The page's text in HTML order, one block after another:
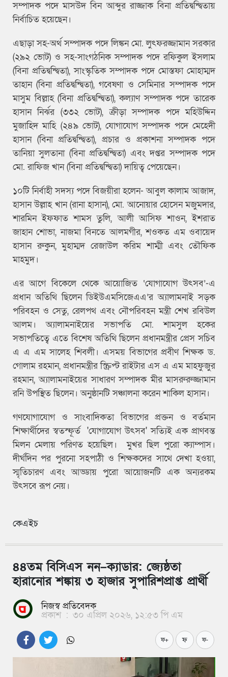
সম্পাদক পদে মাসউদ বিন আব্দুর রাজ্জাক বিনা প্রতিদ্বন্দ্বিতায়
নির্বাচিত হয়েছেন।
এছাড়া সহ-অর্থ সম্পাদক পদে লিঙ্কন মো. লুৎফরজ্জামান সরকার
(২৯২ ভোট) ও সহ-সাংগঠনিক সম্পাদক পদে রফিকুল ইসলাম
(বিনা প্রতিদ্বন্দ্বিতা), সাংস্কৃতিক সম্পাদক পদে মোস্তফা মোহাম্মদ
তাহান (বিনা প্রতিদ্বন্দ্বিতা), গবেষণা ও সেমিনার সম্পাদক পদে
মাসুম বিল্লাহ (বিনা প্রতিদ্বন্দ্বিতা), কল্যাণ সম্পাদক পদে তারেক
হাসান নির্ঝর (৩৩২ ভোট), ক্রীড়া সম্পাদক পদে মহিউদ্দিন
মুজাহিদ মাহি (২৪৯ ভোট), যোগাযোগ সম্পাদক পদে মেহেদী
হাসান (বিনা প্রতিদ্বন্দ্বিতা), প্রচার ও প্রকাশনা সম্পাদক পদে
তানিয়া সুলতানা (বিনা প্রতিদ্বন্দ্বিতা) এবং দপ্তর সম্পাদক পদে
মো. রাফিজ খান (বিনা প্রতিদ্বন্দ্বিতা) দায়িত্ব পেয়েছেন।
১০টি নির্বাহী সদস্য পদে বিজয়ীরা হলেন- আবুল কালাম আজাদ,
হাসান উল্লাহ খান (রানা হাসান), মো. আনোয়ার হোসেন মজুমদার,
শারমিন ইফফাত শামস তুলি, আলী আসিফ শাওন, ইশরাত
জাহান শোভা, নাজমা বিনতে আলমগীর, শওকত এম ওবায়েদ
হাসান রুকুন, মুহাম্মদ রেজাউল করিম শাম্মী এবং তৌফিক
মাহমুদ।
এর আগে বিকেলে থেকে আয়োজিত ‘যোগাযোগ উৎসব’-এ
প্রধান অতিথি ছিলেন ডিইউএমসিজেএএ’র অ্যালামনাই সড়ক
পরিবহন ও সেতু, রেলপথ এবং নৌপরিবহন মন্ত্রী শেখ রবিউল
আলম। অ্যালামনাইয়ের সভাপতি মো. শামসুল হকের
সভাপতিত্বে এতে বিশেষ অতিথি ছিলেন প্রধানমন্ত্রীর প্রেস সচিব
এ এ এম সালেহ শিবলী। এসময় বিভাগের প্রবীণ শিক্ষক ড.
গোলাম রহমান, প্রধানমন্ত্রীর স্ক্রিপ্ট রাইটার এস এ এম মাহফুজুর
রহমান, অ্যালামনাইয়ের সাধারণ সম্পাদক মীর মাসরুরুজ্জামান
রনি উপস্থিত ছিলেন। অনুষ্ঠানটি সঞ্চালনা করেন শাকিল হাসান।
গণযোগাযোগ ও সাংবাদিকতা বিভাগের প্রক্তন ও বর্তমান
শিক্ষার্থীদের স্বতস্ফূর্ত 'যোগাযোগ উৎসব' সত্যিই এক প্রাণবন্ত
মিলন মেলায় পরিণত হয়েছিল। মুখর ছিল পুরো ক্যাম্পাস।
দীর্ঘদিন পর পুরনো সহপাঠী ও শিক্ষকদের সাথে দেখা হওয়া,
স্মৃতিচারণ এবং আড্ডায় পুরো আয়োজনটি এক অন্যরকম
উৎসবে রূপ নেয়।
কেএইচ
৪৪তম বিসিএস নন–ক্যাডার: জ্যেষ্ঠতা
হারানোর শঙ্কায় ৩ হাজার সুপারিশপ্রাপ্ত প্রার্থী
নিজস্ব প্রতিবেদক
প্রকাশ : ৩০ এপ্রিল ২০২৬, ১২:৫৩ পি এম
ফ+ ফ ফ-